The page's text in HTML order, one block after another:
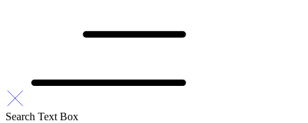
Search Text Box